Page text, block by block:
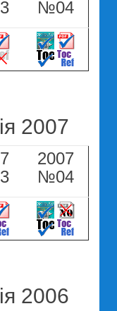
№04
2007
2007
№04
2006